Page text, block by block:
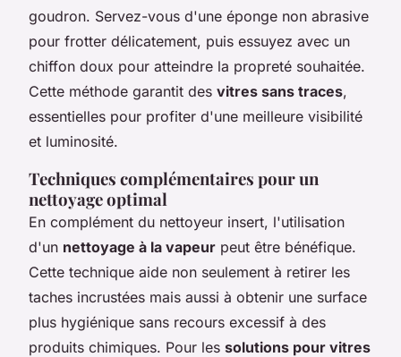
goudron. Servez-vous d'une éponge non abrasive
pour frotter délicatement, puis essuyez avec un
chiffon doux pour atteindre la propreté souhaitée.
Cette méthode garantit des vitres sans traces,
essentielles pour profiter d'une meilleure visibilité
et luminosité.
Techniques complémentaires pour un
nettoyage optimal
En complément du nettoyeur insert, l'utilisation
d'un nettoyage à la vapeur peut être bénéfique.
Cette technique aide non seulement à retirer les
taches incrustées mais aussi à obtenir une surface
plus hygiénique sans recours excessif à des
produits chimiques. Pour les solutions pour vitres